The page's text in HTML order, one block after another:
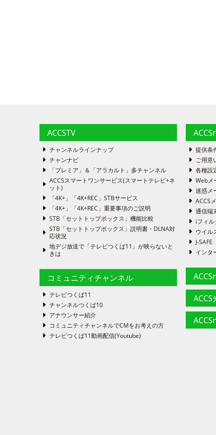
ACCSTV
チャンネルラインナップ
チャンナビ
「プレミア」＆「アラカルト」多チャンネル
ACCSスマートワンサービス(スマートテレビ+ネ
ット)
「4K+」「4K+REC」STBサービス
「4K+」「4K+REC」重要事項のご説明
STB「セットトップボックス」機能比較
STB「セットトップボックス」説明書・DLNA対
応状況
地デジ放送で「テレビつくば11」が映らないと
きは
コミュニティチャンネル
テレビつくば11
チャンネルつくば10
アナウンサー紹介
コミュニティチャンネルでCMをお考えの方
テレビつくば11動画配信(Youtube)
提供条
ご用意
各種設
Webメ
迷惑メ
ACCS
通信端
iフィル
ウイル
J-
インタ
ACCS